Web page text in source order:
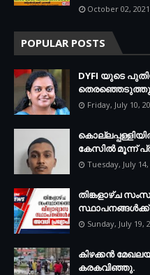
October 02, 2021
POPULAR POSTS
DYFI യുടെ
Friday, July 10,
കേസില്‍ മൂന്ന്
Tuesday, July 14,
തിങ്കളാഴ്ച
സ്ഥാപനങ്ങള്‍ക്ക്
Sunday, July 19,
കിഴക്കന്‍
കരകവിഞ്ഞു.